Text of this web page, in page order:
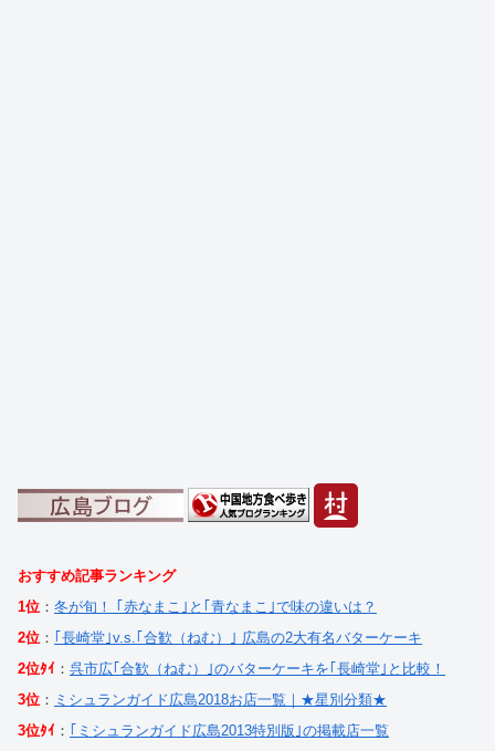
おすすめ記事ランキング
1位 ： 冬が旬！ ｢赤なまこ｣と｢青なまこ｣で味の違いは？
2位 ： ｢長崎堂｣v.s.｢合歓（ねむ）｣ 広島の2大有名バターケーキ
2位ﾀｲ ： 呉市広｢合歓（ねむ）｣のバターケーキを｢長崎堂｣と比較！
3位 ： ミシュランガイド広島2018お店一覧｜★星別分類★
3位ﾀｲ ： ｢ミシュランガイド広島2013特別版｣の掲載店一覧